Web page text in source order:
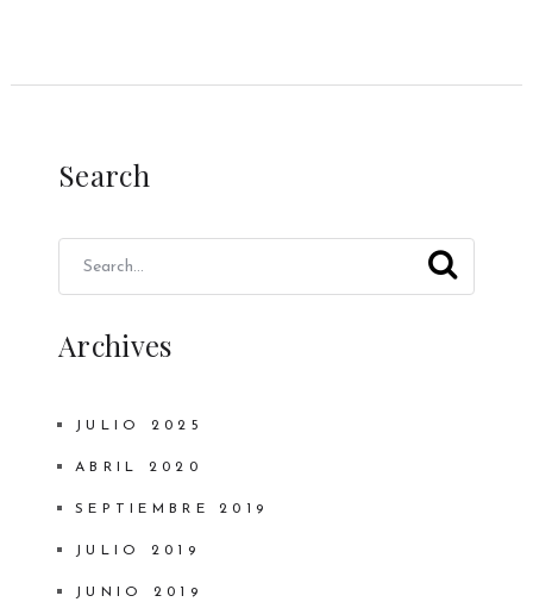
Search
Archives
JULIO 2025
ABRIL 2020
SEPTIEMBRE 2019
JULIO 2019
JUNIO 2019